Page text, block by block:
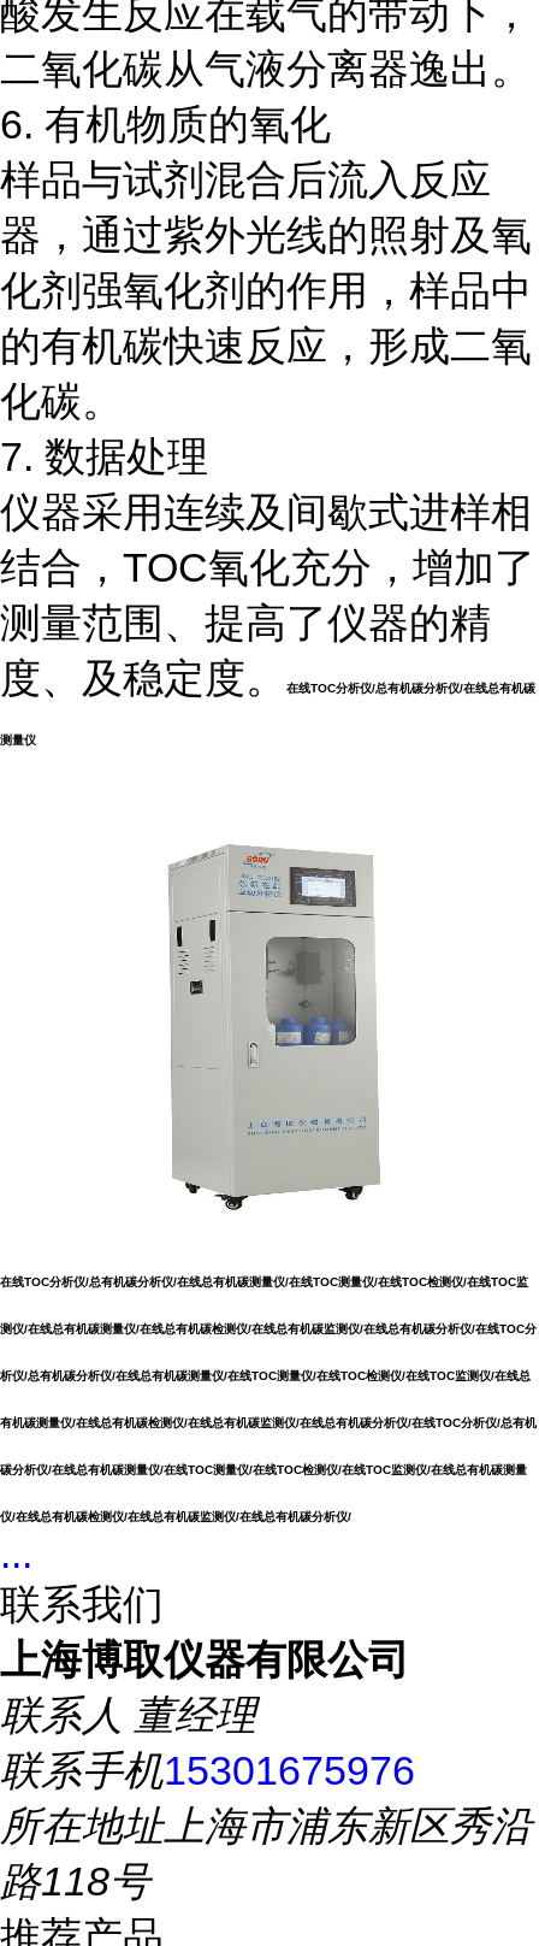
酸发生反应在载气的带动下，
二氧化碳从气液分离器逸出。
6. 有机物质的氧化
样品与试剂混合后流入反应
器，通过紫外光线的照射及氧
化剂强氧化剂的作用，样品中
的有机碳快速反应，形成二氧
化碳。
7. 数据处理
仪器采用连续及间歇式进样相
结合，TOC氧化充分，增加了
测量范围、提高了仪器的精
度、及稳定度。
在线TOC分析仪/总有机碳分析仪/在线总有机碳
测量仪
在线TOC分析仪/总有机碳分析仪/在线总有机碳测量仪/在线TOC测量仪/在线TOC检测仪/在线TOC监
测仪/在线总有机碳测量仪/在线总有机碳检测仪/在线总有机碳监测仪/在线总有机碳分析仪/在线TOC分
析仪/总有机碳分析仪/在线总有机碳测量仪/在线TOC测量仪/在线TOC检测仪/在线TOC监测仪/在线总
有机碳测量仪/在线总有机碳检测仪/在线总有机碳监测仪/在线总有机碳分析仪/在线TOC分析仪/总有机
碳分析仪/在线总有机碳测量仪/在线TOC测量仪/在线TOC检测仪/在线TOC监测仪/在线总有机碳测量
仪/在线总有机碳检测仪/在线总有机碳监测仪/在线总有机碳分析仪/
...
联系我们
上海博取仪器有限公司
联系人 董经理
联系手机15301675976
所在地址上海市浦东新区秀沿
路118号
推荐产品